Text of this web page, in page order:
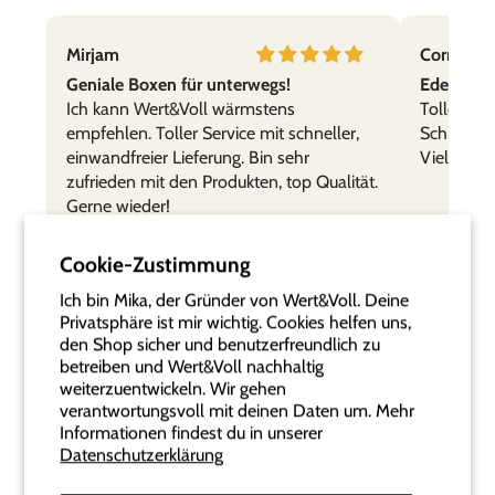
Cookie-Zustimmung
Ich bin Mika, der Gründer von Wert&Voll. Deine
Privatsphäre ist mir wichtig. Cookies helfen uns,
den Shop sicher und benutzerfreundlich zu
betreiben und Wert&Voll nachhaltig
weiterzuentwickeln. Wir gehen
verantwortungsvoll mit deinen Daten um. Mehr
Informationen findest du in unserer
Datenschutzerklärung
Praktisch, leicht zu reinigen, bruchsicher. Daher
gerne im Gebrauch.
dennis widmer
WertVolle Box für schöne Erinnerungen
Wir sind begeistert von der schnellen und
kompetenten Abwicklung. Die gewünschte
Gravur sieht edel und gut leserlich aus - Danke
dafür!
Mirjam
Geniale Boxen für unterwegs!
Ich kann Wert&Voll wärmstens
empfehlen. Toller Service mit schneller,
einwandfreier Lieferung. Bin sehr
zufrieden mit den Produkten, top Qualität.
Gerne wieder!
Cornelia,
Tolle
Schnelle
Vielen
Häufige Fragen